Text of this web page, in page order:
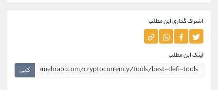
اشتراک گذاری این مطلب
لینک این مطلب
کپی